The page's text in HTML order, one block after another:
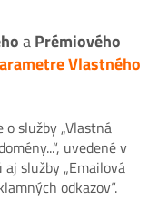
aPrémiového
Vlastného
služby „Vlastná
uvedené v
aj služby „Emailová
odkazov“.